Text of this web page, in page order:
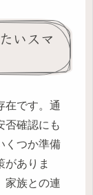
いスマ
在です。通
否確認にも
くつか準備
がありま
家族との連